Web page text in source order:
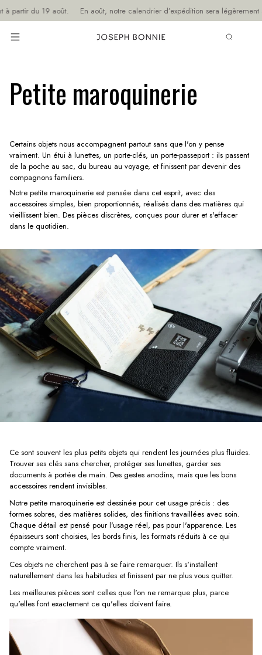
au19 août. En août, notre calendrier d’expédition sera légèrement adapté
Petite maroquinerie
Certains objets nous accompagnent partout sans que l'on y pense
vraiment. Un étui à lunettes, un porte-clés, un porte-passeport : ils passent
de la poche au sac, du bureau au voyage, et finissent par devenir des
compagnons familiers.
Notre petite maroquinerie est pensée dans cet esprit, avec des
accessoires simples, bien proportionnés, réalisés dans des matières qui
vieillissent bien. Des pièces discrètes, conçues pour durer et s'effacer
dans le quotidien.
Ce sont souvent les plus petits objets qui rendent les journées plus fluides.
Trouver ses clés sans chercher, protéger ses lunettes, garder ses
documents à portée de main. Des gestes anodins, mais que les bons
accessoires rendent invisibles.
Notre petite maroquinerie est dessinée pour cet usage précis : des
formes sobres, des matières solides, des finitions travaillées avec soin.
Chaque détail est pensé pour l'usage réel, pas pour l'apparence. Les
épaisseurs sont choisies, les bords finis, les formats réduits à ce qui
compte vraiment.
Ces objets ne cherchent pas à se faire remarquer. Ils s'installent
naturellement dans les habitudes et finissent par ne plus vous quitter.
Les meilleures pièces sont celles que l'on ne remarque plus, parce
qu'elles font exactement ce qu'elles doivent faire.